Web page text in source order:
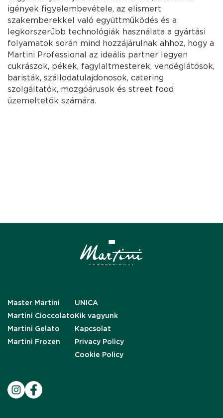
igények figyelembevétele, az elismert
szakemberekkel való együttműködés és a
legkorszerűbb technológiák használata a gyártási
folyamatok során mind hozzájárulnak ahhoz, hogy a
Martini Professional az ideális partner legyen
cukrászok, pékek, fagylaltmesterek, vendéglátósok,
baristák, szállodatulajdonosok, catering
szolgáltatók, mozgóárusok és street food
üzemeltetők számára.
Master Martini
Martini Cioccolato
Martini Gelato
Martini Frozen
UNICA
Kik vagyunk
Kapcsolat
Privacy Policy
Cookie Policy